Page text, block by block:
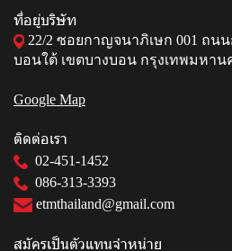
ที่อยู่บริษัท
22/2 ซอยกาญจนาภิเษก 001 ถน
บอนใต้ เขตบางบอน กรุงเทพมหาน
Google Map
ติดต่อเรา
02-451-1452
086-313-3393
etmthailand@gmail.com
สมัครเป็นตัวแทนจำหน่าย